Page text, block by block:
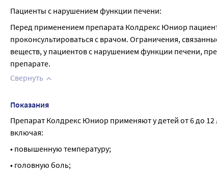
Пациенты с нарушением функции печени:
Перед применением препарата Колдрекс Юниор
проконсультироваться с врачом. Ограничения,
веществ, у пациентов с нарушением функции печени,
препарате.
Свернуть
Показания
Препарат Колдрекс Юниор применяют у детей от 6 до 12
включая:
• повышенную температуру;
• головную боль;